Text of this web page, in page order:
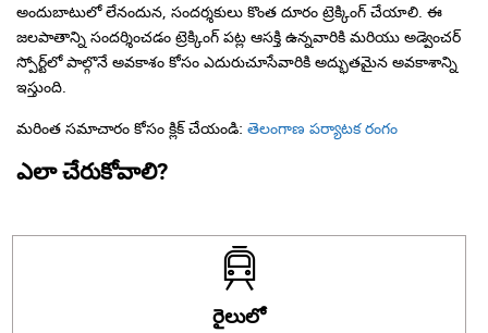
అందుబాటులో లేనందున, సందర్శకులు కొంత దూరం ట్రెక్కింగ్ చేయాలి. ఈ
జలపాతాన్ని సందర్శించడం ట్రెక్కింగ్ పట్ల ఆసక్తి ఉన్నవారికి మరియు అడ్వెంచర్
స్పోర్ట్‌లో పాల్గొనే అవకాశం కోసం ఎదురుచూసేవారికి అద్భుతమైన అవకాశాన్ని
ఇస్తుంది.
మరింత సమాచారం కోసం క్లిక్ చేయండి:తెలంగాణ పర్యాటక రంగం
ఎలా చేరుకోవాలి?
రైలులో